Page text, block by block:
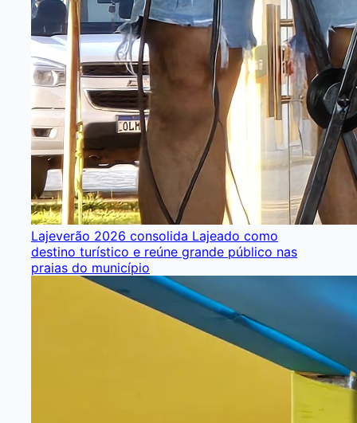
Lajeverão 2026 consolida Lajeado como
destino turístico e reúne grande público nas
praias do município